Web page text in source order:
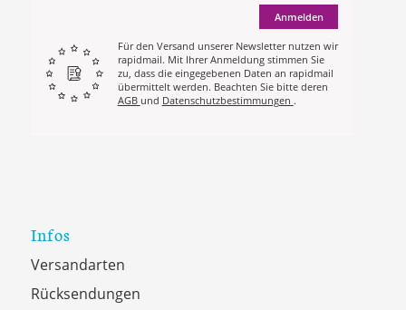
Anmelden
Für den Versand unserer Newsletter nutzen wir
rapidmail. Mit Ihrer Anmeldung stimmen Sie
zu, dass die eingegebenen Daten an rapidmail
übermittelt werden. Beachten Sie bitte deren
AGB und Datenschutzbestimmungen .
Infos
Versandarten
Rücksendungen